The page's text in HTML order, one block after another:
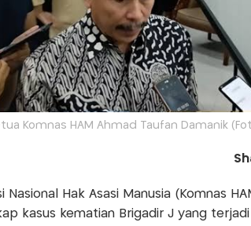
Komnas HAM Ahmad Taufan Damanik
Nasional Hak Asasi Manusia (Komnas
kasus kematian Brigadir J yang terjadi